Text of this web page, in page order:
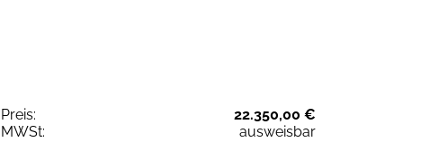
Preis:
22.350,00 €
MWSt:
ausweisbar